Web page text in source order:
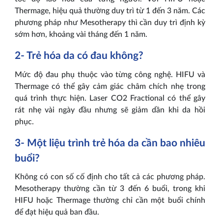
Thermage, hiệu quả thường duy trì từ 1 đến 3 năm. Các
phương pháp như Mesotherapy thì cần duy trì định kỳ
sớm hơn, khoảng vài tháng đến 1 năm.
2- Trẻ hóa da có đau không?
Mức độ đau phụ thuộc vào từng công nghệ. HIFU và
Thermage có thể gây cảm giác châm chích nhẹ trong
quá trình thực hiện. Laser CO2 Fractional có thể gây
rát nhẹ vài ngày đầu nhưng sẽ giảm dần khi da hồi
phục.
3- Một liệu trình trẻ hóa da cần bao nhiêu
buổi?
Không có con số cố định cho tất cả các phương pháp.
Mesotherapy thường cần từ 3 đến 6 buổi, trong khi
HIFU hoặc Thermage thường chỉ cần một buổi chính
để đạt hiệu quả ban đầu.